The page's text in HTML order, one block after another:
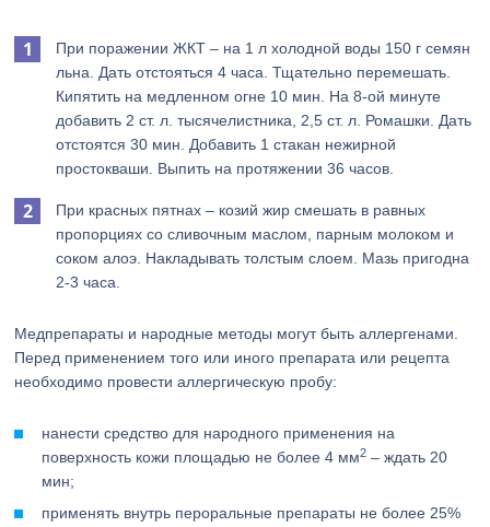
При поражении ЖКТ – на 1 л холодной воды 150 г семян
льна. Дать отстояться 4 часа. Тщательно перемешать.
Кипятить на медленном огне 10 мин. На 8-ой минуте
добавить 2 ст. л. тысячелистника, 2,5 ст. л. Ромашки. Дать
отстоятся 30 мин. Добавить 1 стакан нежирной
простокваши. Выпить на протяжении 36 часов.
При красных пятнах – козий жир смешать в равных
пропорциях со сливочным маслом, парным молоком и
соком алоэ. Накладывать толстым слоем. Мазь пригодна
2-3 часа.
Медпрепараты и народные методы могут быть аллергенами.
Перед применением того или иного препарата или рецепта
необходимо провести аллергическую пробу:
нанести средство для народного применения на
поверхность кожи площадью не более 4 мм2 – ждать 20
мин;
применять внутрь пероральные препараты не более 25%